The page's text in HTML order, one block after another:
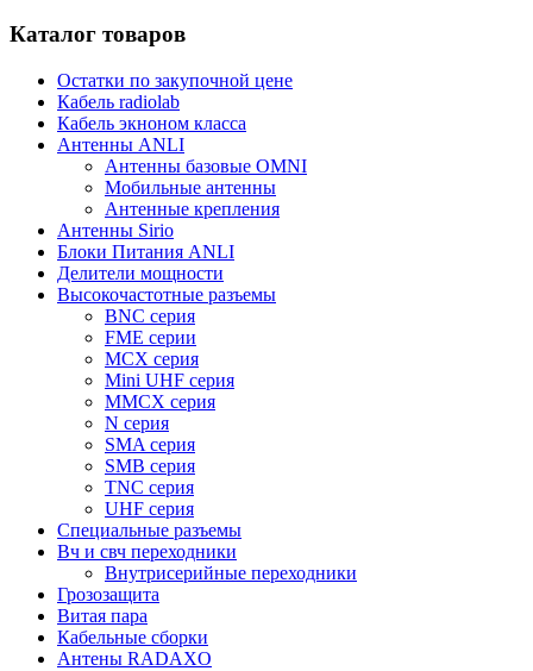
Каталог товаров
Остатки по закупочной цене
Кабель radiolab
Кабель экноном класса
Антенны ANLI
Антенны базовые OMNI
Мобильные антенны
Антенные крепления
Антенны Sirio
Блоки Питания ANLI
Делители мощности
Высокочастотные разъемы
BNC серия
FME серии
MCX серия
Mini UHF серия
MMCX серия
N серия
SMA серия
SMB серия
TNC серия
UHF серия
Специальные разъемы
Вч и свч переходники
Внутрисерийные переходники
Грозозащита
Витая пара
Кабельные сборки
Антены RADAXO